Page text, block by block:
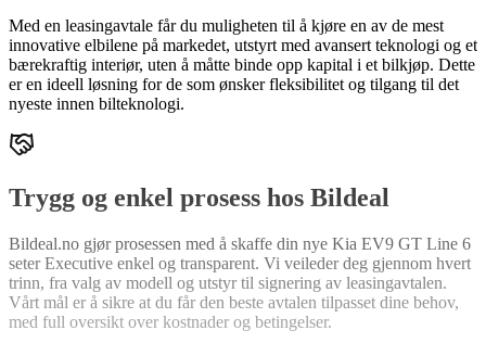
Med en leasingavtale får du muligheten til å kjøre en av de mest
innovative elbilene på markedet, utstyrt med avansert teknologi og et
bærekraftig interiør, uten å måtte binde opp kapital i et bilkjøp. Dette
er en ideell løsning for de som ønsker fleksibilitet og tilgang til det
nyeste innen bilteknologi.
Trygg og enkel prosess hos Bildeal
Bildeal.no gjør prosessen med å skaffe din nye Kia EV9 GT Line 6
seter Executive enkel og transparent. Vi veileder deg gjennom hvert
trinn, fra valg av modell og utstyr til signering av leasingavtalen.
Vårt mål er å sikre at du får den beste avtalen tilpasset dine behov,
med full oversikt over kostnader og betingelser.